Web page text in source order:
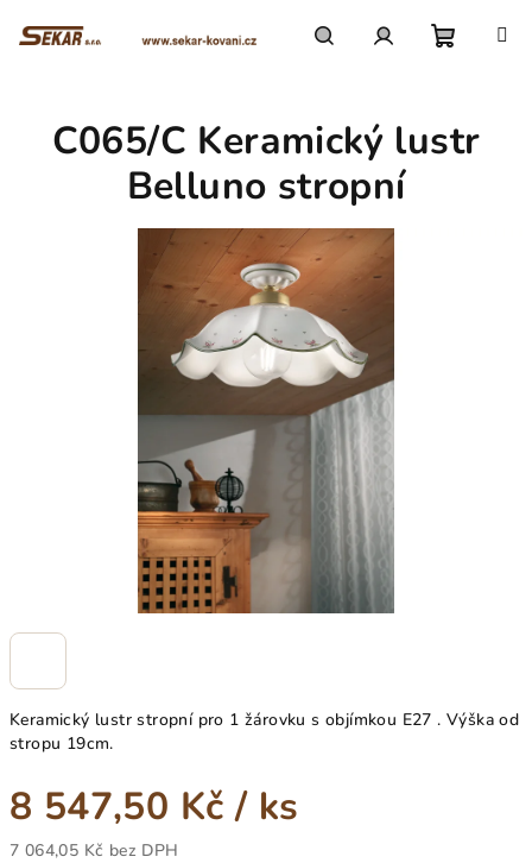
košík
Keramický lustr stropní pro 1 žárovku s objímkou E27 . Výška od
stropu 19cm.
8 547,50 Kč/ ks
7 064,05 Kč bez DPH
C065/C Keramický lustr
Belluno stropní